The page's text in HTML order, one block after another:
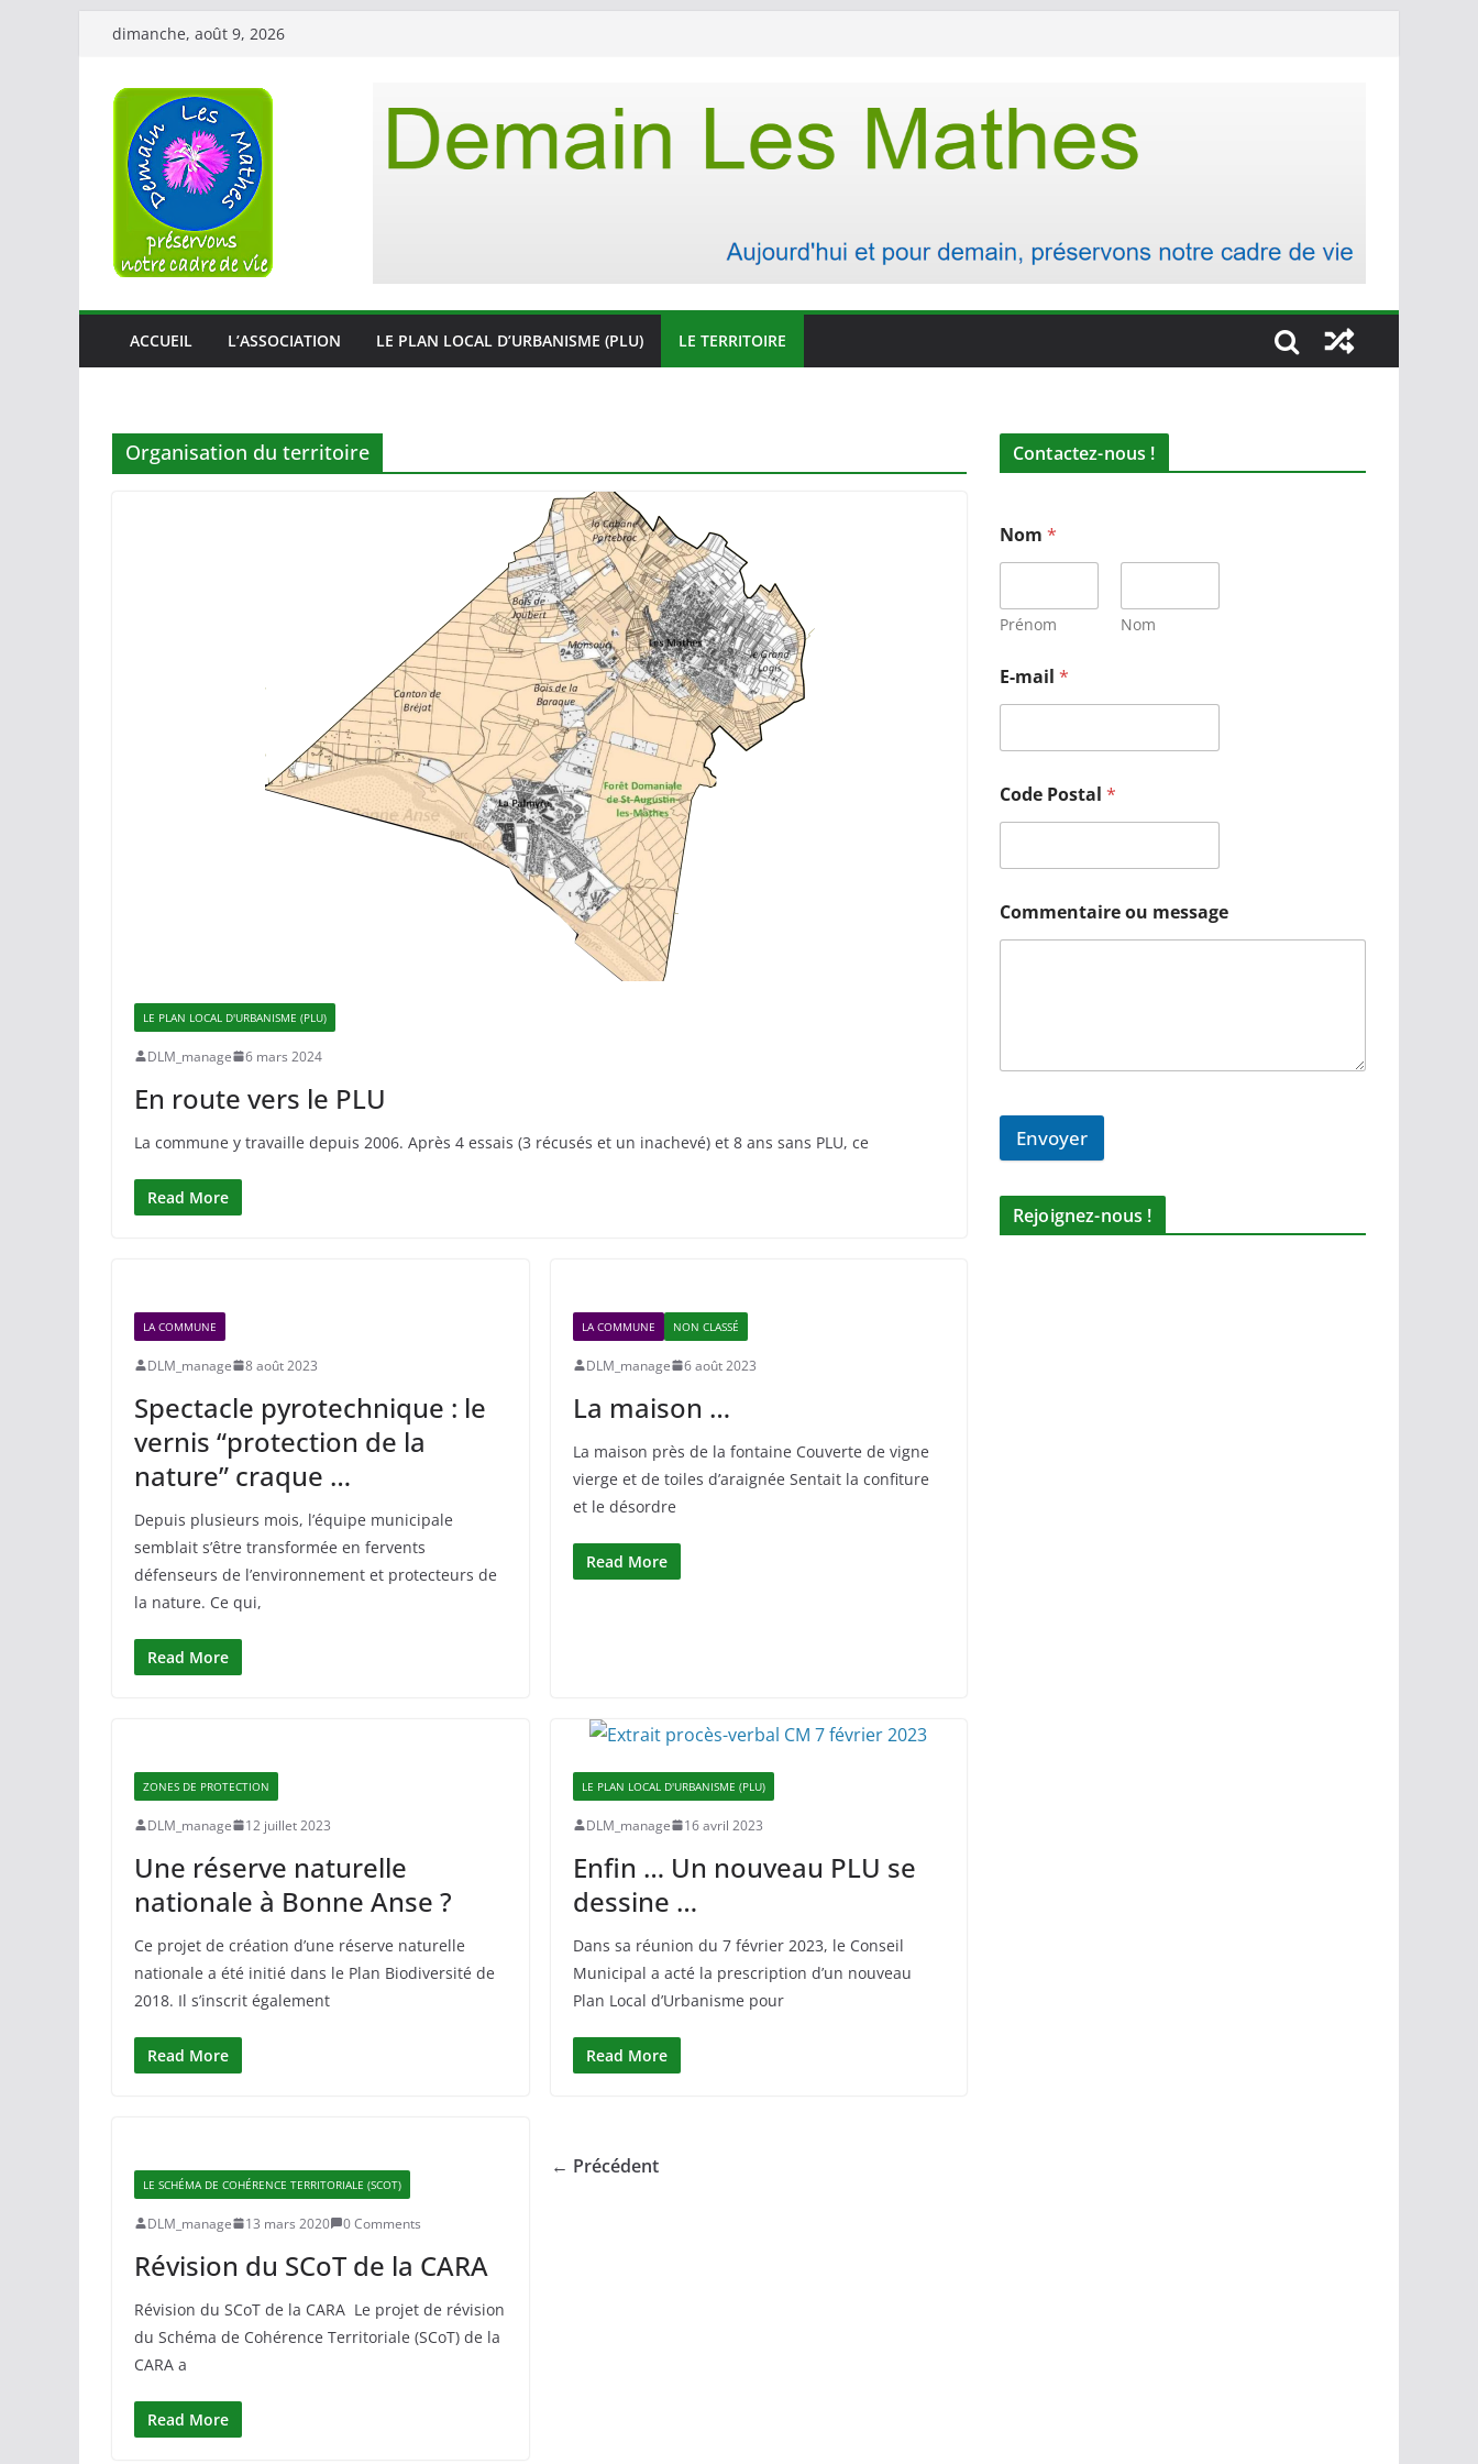
Passer
contenu
dimanche, août 9, 2026
ACCUEIL L’ASSOCIATION LE PLAN LOCAL D’URBANISME (PLU) LE TERRITOIRE
Organisation du territoire
LE PLAN LOCAL D'URBANISME (PLU)
DLM_manage 6 mars 2024
En route vers le PLU
La commune y travaille depuis 2006. Après 4 essais (3 récusés et un inachevé) et 8 ans sans PLU, ce
Read More
LA COMMUNE
DLM_manage 8 août 2023
Spectacle pyrotechnique : le
vernis “protection de la
nature” craque …
Depuis plusieurs mois, l’équipe municipale
semblait s’être transformée en fervents
défenseurs de l’environnement et protecteurs de
la nature. Ce qui,
Read More
LA COMMUNE NON CLASSÉ
DLM_manage 6 août 2023
La maison …
La maison près de la fontaine Couverte de vigne
vierge et de toiles d’araignée Sentait la confiture
et le désordre
Read More
ZONES DE PROTECTION
DLM_manage 12 juillet 2023
Une réserve naturelle
nationale à Bonne Anse ?
Ce projet de création d’une réserve naturelle
nationale a été initié dans le Plan Biodiversité de
2018. Il s’inscrit également
Read More
LE PLAN LOCAL D'URBANISME (PLU)
DLM_manage 16 avril 2023
Enfin … Un nouveau PLU se
dessine …
Dans sa réunion du 7 février 2023, le Conseil
Municipal a acté la prescription d’un nouveau
Plan Local d’Urbanisme pour
Read More
LE SCHÉMA DE COHÉRENCE TERRITORIALE (SCOT)
DLM_manage 13 mars 2020 0 Comments
Révision du SCoT de la CARA
Révision du SCoT de la CARA Le projet de révision
du Schéma de Cohérence Territoriale (SCoT) de la
CARA a
Read More
← Précédent
Contactez-nous !
Nom *
Prénom Nom
E-mail *
Code Postal *
Commentaire ou message
Envoyer
Rejoignez-nous !